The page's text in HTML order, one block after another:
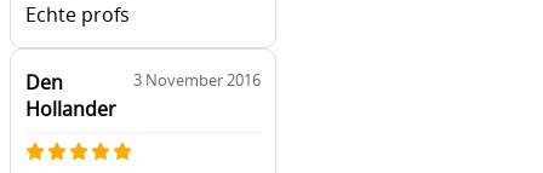
Echte profs
Den
Hollander
3 November 2016